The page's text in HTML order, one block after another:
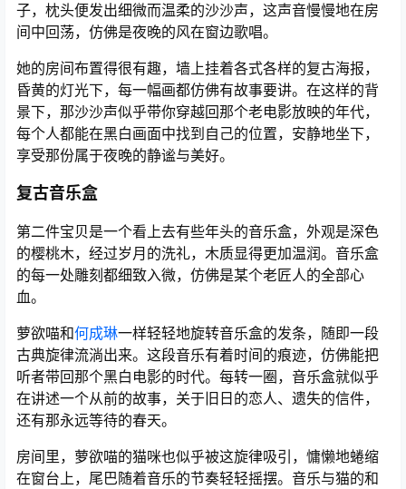
子，枕头便发出细微而温柔的沙沙声，这声音慢慢地在房
间中回荡，仿佛是夜晚的风在窗边歌唱。
她的房间布置得很有趣，墙上挂着各式各样的复古海报，
昏黄的灯光下，每一幅画都仿佛有故事要讲。在这样的背
景下，那沙沙声似乎带你穿越回那个老电影放映的年代，
每个人都能在黑白画面中找到自己的位置，安静地坐下，
享受那份属于夜晚的静谧与美好。
复古音乐盒
第二件宝贝是一个看上去有些年头的音乐盒，外观是深色
的樱桃木，经过岁月的洗礼，木质显得更加温润。音乐盒
的每一处雕刻都细致入微，仿佛是某个老匠人的全部心
血。
萝欲喵和何成琳一样轻轻地旋转音乐盒的发条，随即一段
古典旋律流淌出来。这段音乐有着时间的痕迹，仿佛能把
听者带回那个黑白电影的时代。每转一圈，音乐盒就似乎
在讲述一个从前的故事，关于旧日的恋人、遗失的信件，
还有那永远等待的春天。
房间里，萝欲喵的猫咪也似乎被这旋律吸引，慵懒地蜷缩
在窗台上，尾巴随着音乐的节奏轻轻摇摆。音乐与猫的和